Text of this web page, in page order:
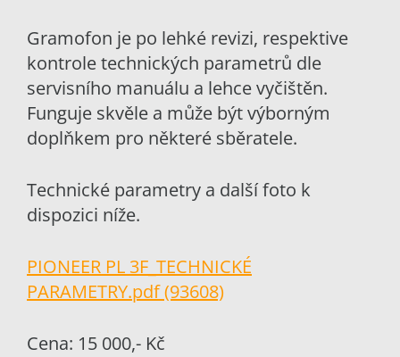
Gramofon je po lehké revizi, respektive
kontrole technických parametrů dle
servisního manuálu a lehce vyčištěn.
Funguje skvěle a může být výborným
doplňkem pro některé sběratele.
Technické parametry a další foto k
dispozici níže.
PIONEER PL 3F_TECHNICKÉ
PARAMETRY.pdf (93608)
Cena: 15 000,- Kč